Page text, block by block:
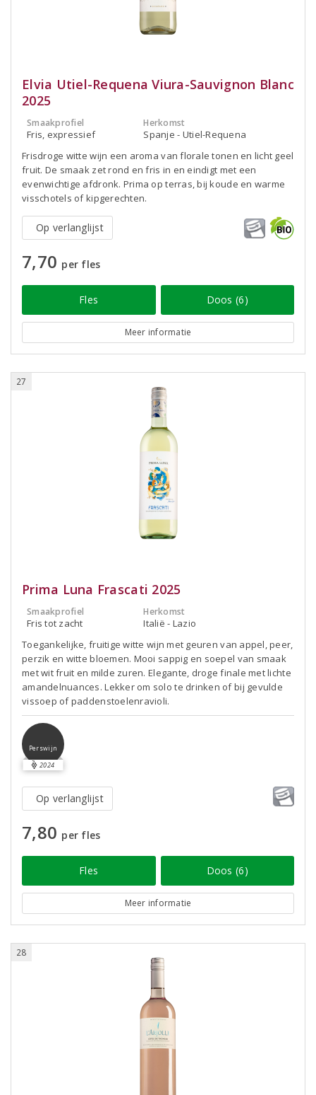
Elvia Utiel-Requena Viura-Sauvignon Blanc
2025
Smaakprofiel
Fris, expressief
Herkomst
Spanje - Utiel-Requena
Frisdroge witte wijn een aroma van florale tonen en licht geel
fruit. De smaak zet rond en fris in en eindigt met een
evenwichtige afdronk. Prima op terras, bij koude en warme
visschotels of kipgerechten.
Op verlanglijst
7,70 per fles
Fles Doos (6)
Meer informatie
27
Prima Luna Frascati 2025
Smaakprofiel
Fris tot zacht
Herkomst
Italië - Lazio
Toegankelijke, fruitige witte wijn met geuren van appel, peer,
perzik en witte bloemen. Mooi sappig en soepel van smaak
met wit fruit en milde zuren. Elegante, droge finale met lichte
amandelnuances. Lekker om solo te drinken of bij gevulde
vissoep of paddenstoelenravioli.
Perswijn
2024
Op verlanglijst
7,80 per fles
Fles Doos (6)
Meer informatie
28